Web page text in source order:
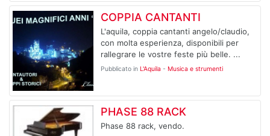
COPPIA CANTANTI
L'aquila, coppia cantanti angelo/claudio,
con molta esperienza, disponibili per
rallegrare le vostre feste più belle. ...
Pubblicato in L'Aquila - Musica e strumenti
PHASE 88 RACK
Phase 88 rack, vendo.